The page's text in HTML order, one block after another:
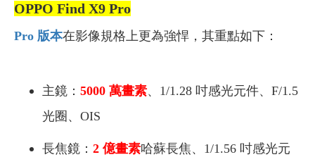
OPPO Find X9 Pro
Pro 版本在影像規格上更為強悍，其重點如下：
主鏡： 5000 萬畫素、1/1.28 吋感光元件、F/1.5
光圈、OIS
長焦鏡： 2 億畫素哈蘇長焦、1/1.56 吋感光元